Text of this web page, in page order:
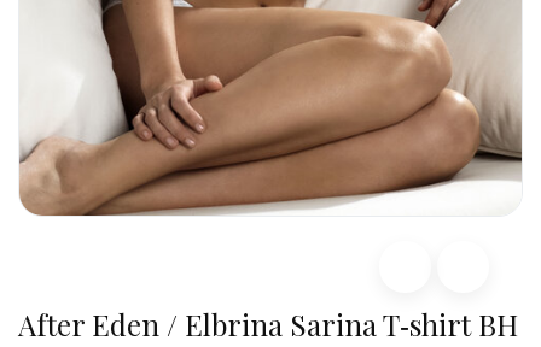
After Eden / Elbrina Sarina T‑shirt BH